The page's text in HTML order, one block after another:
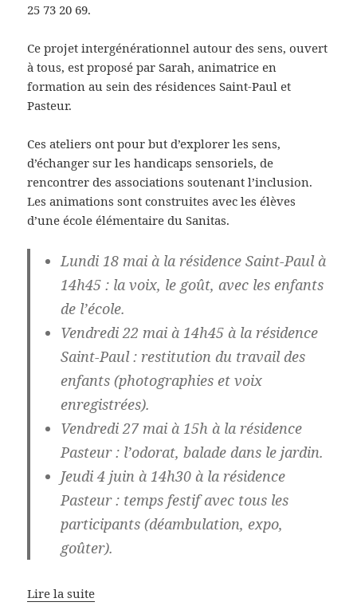
25 73 20 69.
Ce projet intergénérationnel autour des sens, ouvert
à tous, est proposé par Sarah, animatrice en
formation au sein des résidences Saint-Paul et
Pasteur.
Ces ateliers ont pour but d’explorer les sens,
d’échanger sur les handicaps sensoriels, de
rencontrer des associations soutenant l’inclusion.
Les animations sont construites avec les élèves
d’une école élémentaire du Sanitas.
Lundi 18 mai à la résidence Saint-Paul à
14h45 : la voix, le goût, avec les enfants
de l’école.
Vendredi 22 mai à 14h45 à la résidence
Saint-Paul : restitution du travail des
enfants (photographies et voix
enregistrées).
Vendredi 27 mai à 15h à la résidence
Pasteur : l’odorat, balade dans le jardin.
Jeudi 4 juin à 14h30 à la résidence
Pasteur : temps festif avec tous les
participants (déambulation, expo,
goûter).
Lire la suite